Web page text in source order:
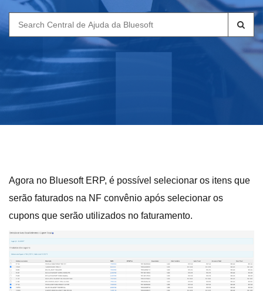
Search
for:
Agora no Bluesoft ERP, é possível selecionar os itens que
serão faturados na NF convênio após selecionar os
cupons que serão utilizados no faturamento.